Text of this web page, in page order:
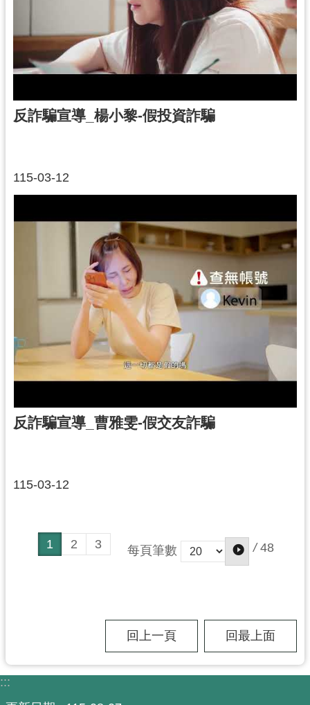
反詐騙宣導_楊小黎-假投資詐騙
115-03-12
反詐騙宣導_曹雅雯-假交友詐騙
115-03-12
1 2 3 每頁筆數 / 48
回上一頁 回最上面
:::